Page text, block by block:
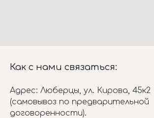
Как с нами связаться:
Адрес: Люберцы, ул. Кирова, 45к2
(самовывоз по предварительной
договоренности).